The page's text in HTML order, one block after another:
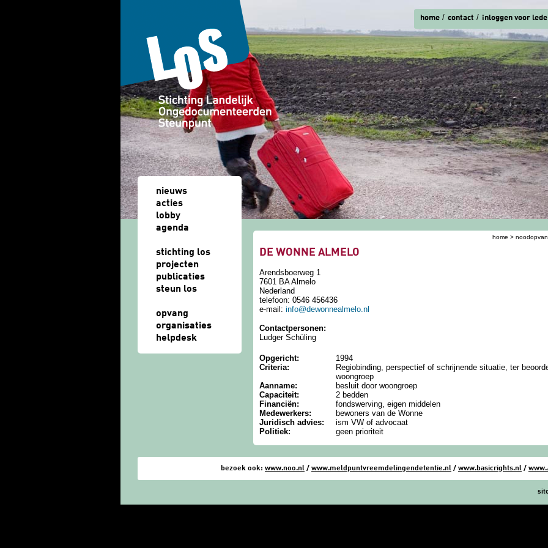
home contact inloggen voor
nieuws
acties
lobby
agenda
stichting los
projecten
publicaties
steun los
opvang
organisaties
helpdesk
home >
DE WONNE ALMELO
Arendsboerweg 1
7601 BA Almelo
Nederland
telefoon: 0546 456436
e-mail: info@dewonnealmelo.nl
Contactpersonen:
Ludger Schüling
Opgericht:
1994
Criteria:
Regiobinding, perspectief of schrijnende situatie, ter
woongroep
Aanname:
besluit door woongroep
Capaciteit:
2 bedden
Financiën:
fondswerving, eigen middelen
Medewerkers:
bewoners van de Wonne
Juridisch advies:
ism VW of advocaat
Politiek:
geen prioriteit
bezoek ook: www.noo.nl / www.meldpuntvreemdelingendetentie.nl / www.basicrights.nl / www.i